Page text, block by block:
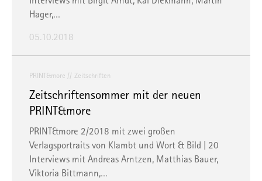
Hager,…
05.10.2018
PRINT&more Zeitschriften
Zeitschriftensommer mit der neuen
PRINT&more
PRINT&more 2/2018 mit zwei großen
Verlagsportraits von Klambt und Wort & Bild | 20
Interviews mit Andreas Arntzen, Matthias Bauer,
Viktoria Bittmann,…